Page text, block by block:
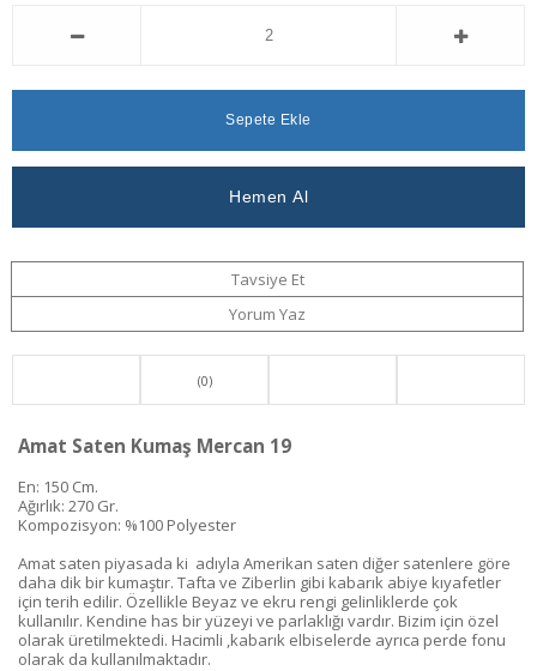
Ver
Tavsiye Et
Yorum Yaz
(0)
Amat Saten Kumaş Mercan 19
En: 150 Cm.
Ağırlık: 270 Gr.
Kompozisyon: %100 Polyester
Amat saten piyasada ki adıyla Amerikan saten diğer satenlere göre
daha dik bir kumaştır. Tafta ve Ziberlin gibi kabarık abiye kıyafetler
için terih edilir. Özellikle Beyaz ve ekru rengi gelinliklerde çok
kullanılır. Kendine has bir yüzeyi ve parlaklığı vardır. Bizim için özel
olarak üretilmektedi. Hacimli ,kabarık elbiselerde ayrıca perde fonu
olarak da kullanılmaktadır.